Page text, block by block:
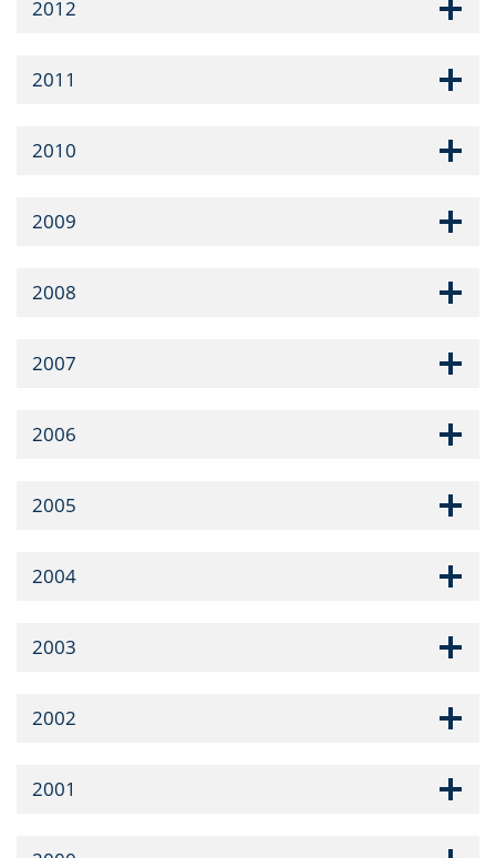
2012
2011
2010
2009
2008
2007
2006
2005
2004
2003
2002
2001